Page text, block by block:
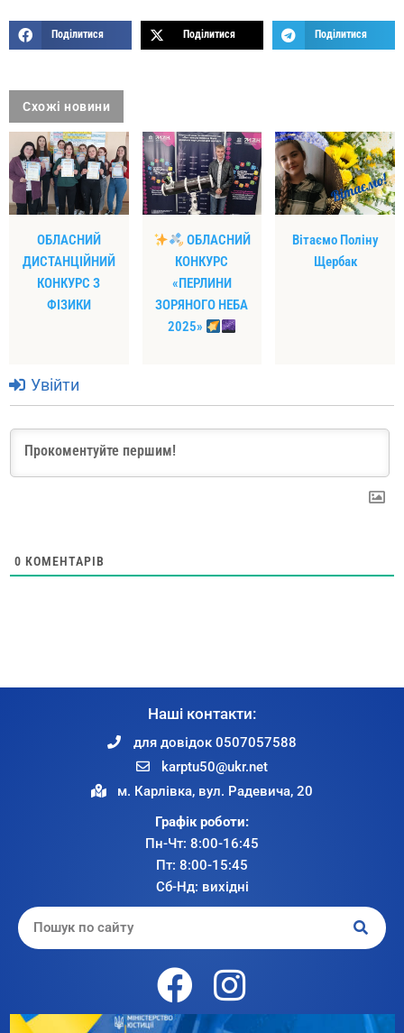
Поділитися Поділитися Поділитися
Схожі новини
ОБЛАСНИЙ
ДИСТАНЦІЙНИЙ
КОНКУРС З
ФІЗИКИ
ОБЛАСНИЙ
КОНКУРС
«ПЕРЛИНИ
ЗОРЯНОГО НЕБА
2025»
Вітаємо Поліну
Щербак
Увійти
0 КОМЕНТАРІВ
Наші контакти:
для довідок 0507057588
karptu50@ukr.net
м. Карлівка, вул. Радевича, 20
Графік роботи:
Пн-Чт: 8:00-16:45
Пт: 8:00-15:45
Сб-Нд: вихідні